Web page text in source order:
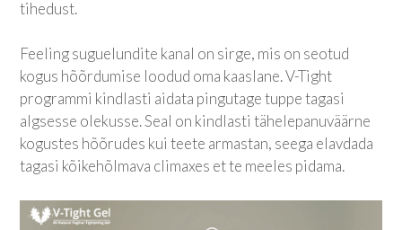
tihedust.
Feeling suguelundite kanal on sirge, mis on seotud
kogus hõõrdumise loodud oma kaaslane. V-Tight
programmi kindlasti aidata pingutage tuppe tagasi
algsesse olekusse. Seal on kindlasti tähelepanuväärne
kogustes hõõrudes kui teete armastan, seega elavdada
tagasi kõikehõlmava climaxes et te meeles pidama.